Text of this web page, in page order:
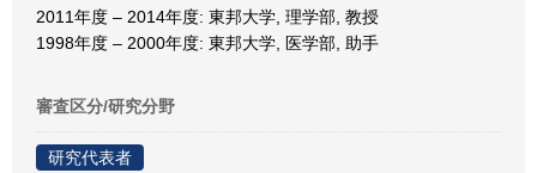
2011年度 – 2014年度: 東邦大学, 理学部, 教授
1998年度 – 2000年度: 東邦大学, 医学部, 助手
審査区分/研究分野
研究代表者